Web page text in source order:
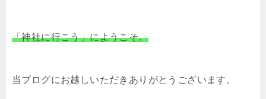
「神社に行こう」にようこそ。
当ブログにお越しいただきありがとうございます。